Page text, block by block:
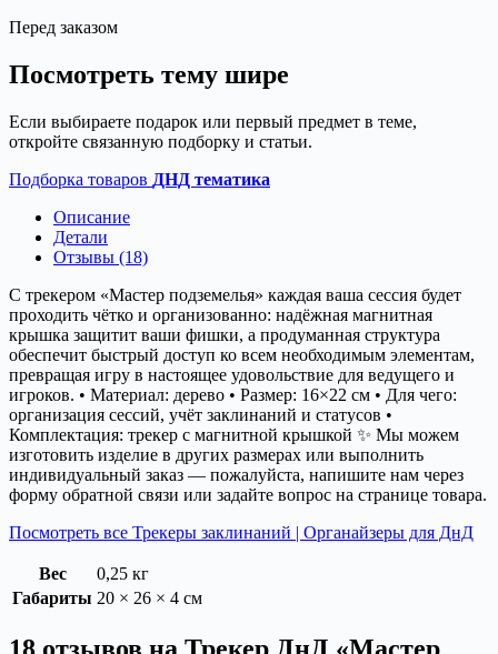
Перед заказом
Посмотреть тему шире
Если выбираете подарок или первый предмет в теме,
откройте связанную подборку и статьи.
Подборка товаров ДНД тематика
Описание
Детали
Отзывы (18)
С трекером «Мастер подземелья» каждая ваша сессия будет
проходить чётко и организованно: надёжная магнитная
крышка защитит ваши фишки, а продуманная структура
обеспечит быстрый доступ ко всем необходимым элементам,
превращая игру в настоящее удовольствие для ведущего и
игроков. • Материал: дерево • Размер: 16×22 см • Для чего:
организация сессий, учёт заклинаний и статусов •
Комплектация: трекер с магнитной крышкой ✨ Мы можем
изготовить изделие в других размерах или выполнить
индивидуальный заказ — пожалуйста, напишите нам через
форму обратной связи или задайте вопрос на странице товара.
Посмотреть все Трекеры заклинаний | Органайзеры для ДнД
Вес
0,25 кг
Габариты 20 × 26 × 4 см
18 отзывов на Трекер ДнД «Мастер